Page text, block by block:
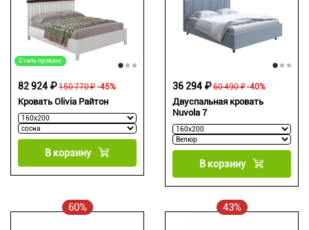
Стиль прованс
Кровать Olivia Райтон
150 770 ₽
82 924 ₽ -45%
В корзину
Двуспальная кровать
Nuvola 7
60 490 ₽
36 294 ₽ -40%
В корзину
60% 43%